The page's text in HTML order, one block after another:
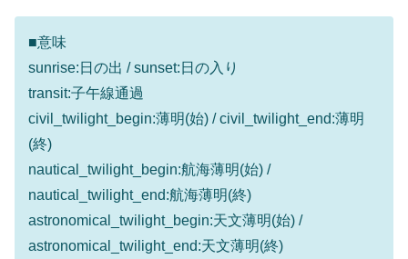
■意味
sunrise:日の出 / sunset:日の入り
transit:子午線通過
civil_twilight_begin:薄明(始) / civil_twilight_end:薄明
(終)
nautical_twilight_begin:航海薄明(始) /
nautical_twilight_end:航海薄明(終)
astronomical_twilight_begin:天文薄明(始) /
astronomical_twilight_end:天文薄明(終)